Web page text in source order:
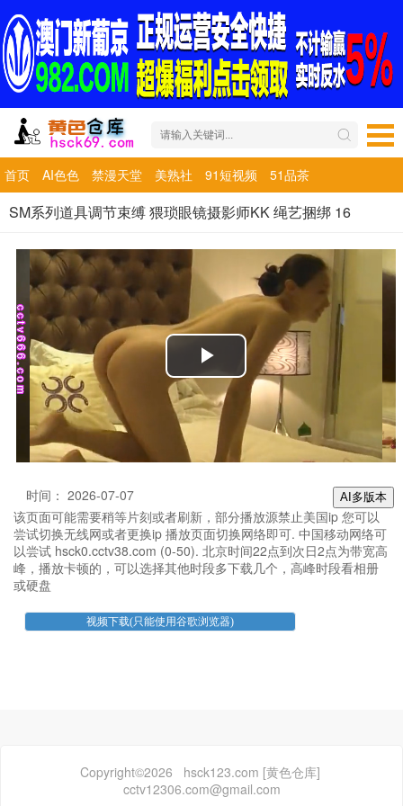
首页 AI色色 禁漫天堂 美熟社 91短视频 51品茶
SM系列道具调节束缚 猥琐眼镜摄影师KK 绳艺捆绑 16
AI多版本
时间： 2026-07-07
该页面可能需要稍等片刻或者刷新，部分播放源禁止美国ip 您可以
尝试切换无线网或者更换ip 播放页面切换网络即可. 中国移动网络可
以尝试 hsck0.cctv38.com (0-50). 北京时间22点到次日2点为带宽高
峰，播放卡顿的，可以选择其他时段多下载几个，高峰时段看相册
或硬盘
Copyright©2026 hsck123.com [黄色仓库]
cctv12306.com@gmail.com